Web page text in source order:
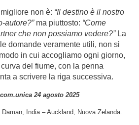
non è: “Il destino è il nostro
autore?”ma piuttosto: “Come
che non possiamo vedere?”La
domande veramente utili, non si
in cui accogliamo ogni giorno,
del fiume, con la penna
a scrivere la riga successiva.
24 agosto 2025
Daman, India – Auckland, Nuova Zelanda.